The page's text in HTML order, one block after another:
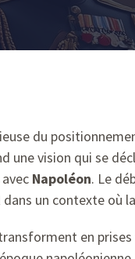
du
une vision qui se
Napoléon. Le
dans un contexte où
en